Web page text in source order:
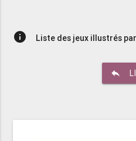
info Liste des jeux illustrés
reply